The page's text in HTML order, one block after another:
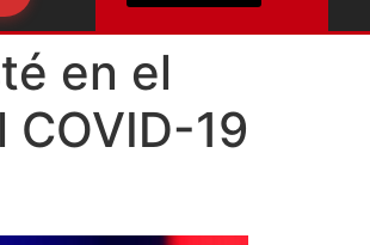
en el
19